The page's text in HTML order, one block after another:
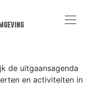
de uitgaansagenda
en activiteiten in